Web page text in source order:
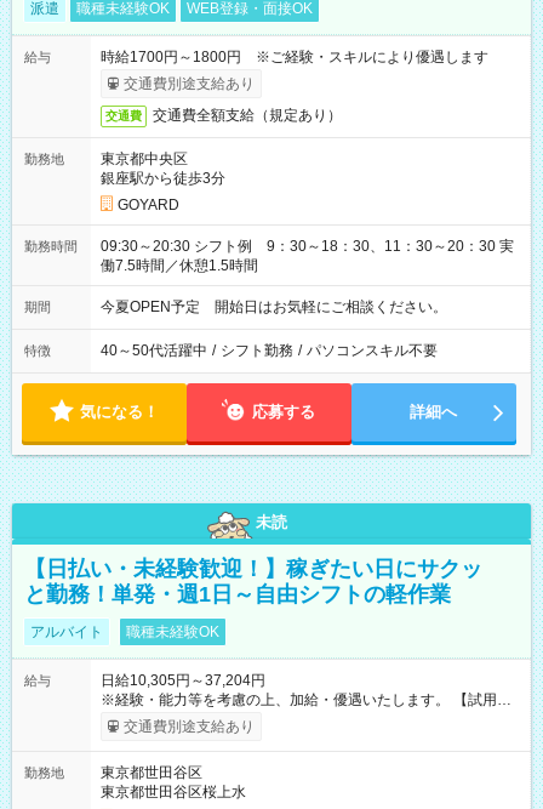
派遣 職種未経験OK WEB登録・面接OK
給与
時給1700円～1800円 ※ご経験・スキルにより優遇します
交通費別途支給あり
交通費 交通費全額支給（規定あり）
勤務地
東京都中央区
銀座駅から徒歩3分
GOYARD
勤務時間
09:30～20:30 シフト例 9：30～18：30、11：30～20：30 実
働7.5時間／休憩1.5時間
期間 今夏OPEN予定 開始日はお気軽にご相談ください。
特徴 40～50代活躍中 / シフト勤務 / パソコンスキル不要
気になる！ 応募する 詳細へ
未読
【日払い・未経験歓迎！】稼ぎたい日にサクッ
と勤務！単発・週1日～自由シフトの軽作業
アルバイト 職種未経験OK
給与
日給10,305円～37,204円
※経験・能力等を考慮の上、加給・優遇いたします。 【試用期
間】試用期間なし
交通費別途支給あり
勤務地
東京都世田谷区
東京都世田谷区桜上水